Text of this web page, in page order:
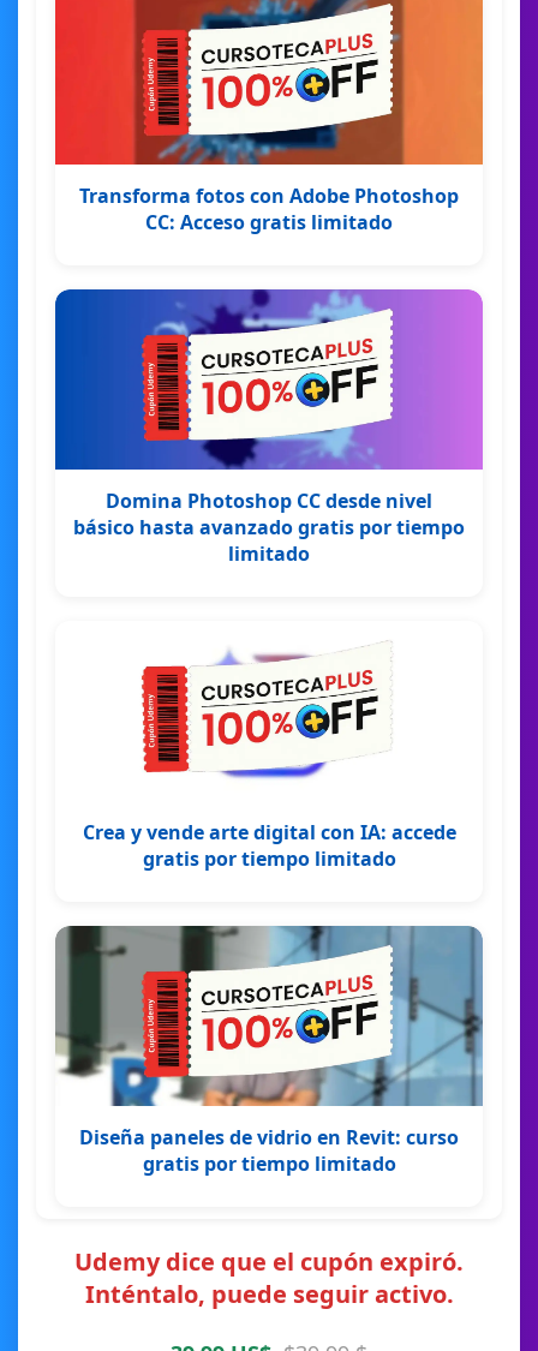
Transforma fotos con Adobe Photoshop
CC: Acceso gratis limitado
Domina Photoshop CC desde nivel
básico hasta avanzado gratis por tiempo
limitado
Crea y vende arte digital con IA: accede
gratis por tiempo limitado
Diseña paneles de vidrio en Revit: curso
gratis por tiempo limitado
Udemy dice que el cupón expiró.
Inténtalo, puede seguir activo.